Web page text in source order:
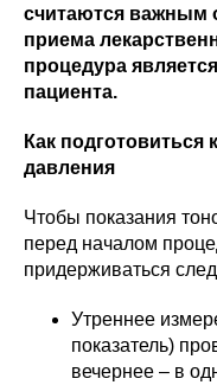
считаются важным
приема
процедура
пациента.
Как
давления
Чтобы показания
перед началом
придерживаться
Утреннее
показатель)
вечернее – в